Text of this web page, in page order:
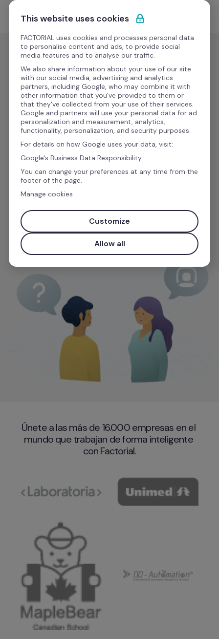
Ir al contenido
Empieza gratis
Factorial para Capital
Humano
Agiliza y simplifica la gestión del capital
humano para dedicarte al desarrollo de tu
equipo, su formación y los procesos de
selección y onboarding.
Empieza gratis
Utiliza tu correo electrónico corporativo para tener
Únete a las más de 16.000 empresas en el
mundo que trabajan de forma inteligente
con Factorial.
This website uses cookies
FACTORIAL uses cookies and processes personal data
to personalise content and ads, to provide social
media features and to analyse our traffic.
We also share information about your use of our site
with our social media, advertising and analytics
partners, including Google, who may combine it with
other information that you've provided to them or
that they've collected from your use of their services.
Google and partners will use your personal data for ad
personalization and measurement, analytics,
functionality, personalization, and security purposes.
For details on how Google uses your data, visit:
Google's Business Data Responsibility.
You can change your preferences at any time from the
footer of the page.
Manage cookies
Customize
Allow all